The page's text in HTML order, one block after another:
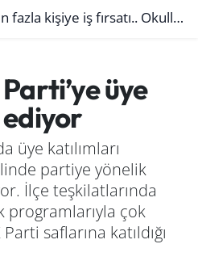
iş fırsatı.. Okullara personel alınacak
üye
ediyor
üye katılımları
partiye yönelik
İlçe teşkilatlarında
programlarıyla çok
saflarına katıldığı